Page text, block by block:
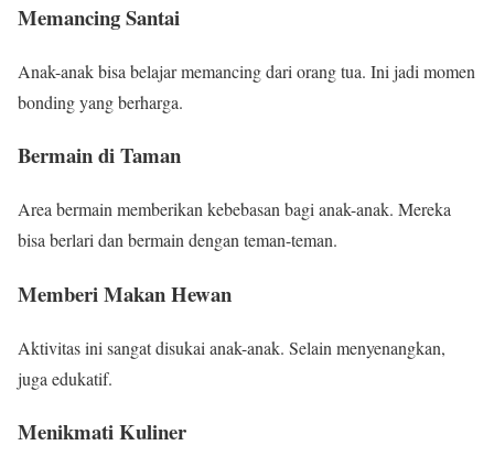
Memancing Santai
Anak-anak bisa belajar memancing dari orang tua. Ini jadi momen
bonding yang berharga.
Bermain di Taman
Area bermain memberikan kebebasan bagi anak-anak. Mereka
bisa berlari dan bermain dengan teman-teman.
Memberi Makan Hewan
Aktivitas ini sangat disukai anak-anak. Selain menyenangkan,
juga edukatif.
Menikmati Kuliner